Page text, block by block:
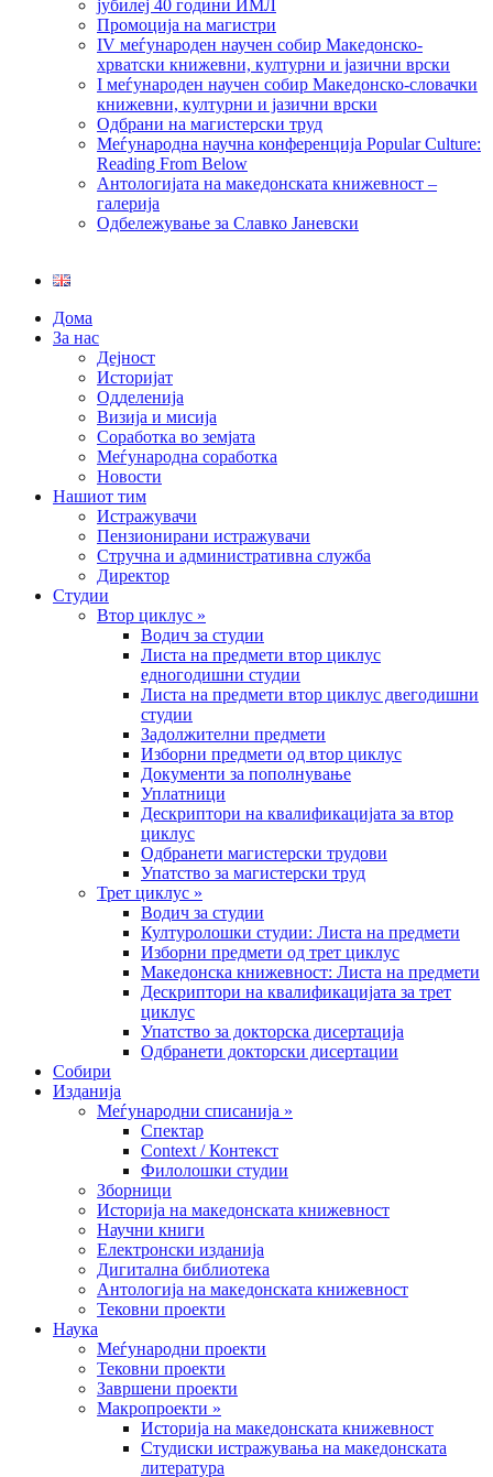
јубилеј 40 години ИМЛ
Промоција на магистри
IV меѓународен научен собир Македонско-
хрватски книжевни, културни и јазични врски
I меѓународен научен собир Македонско-словачки
книжевни, културни и јазични врски
Одбрани на магистерски труд
Меѓународна научна конференција Popular Culture:
Reading From Below
Антологијата на македонската книжевност –
галерија
Одбележување за Славко Јаневски
Дома
За нас
Дејност
Историјат
Одделенија
Визија и мисија
Соработка во земјата
Меѓународна соработка
Новости
Нашиот тим
Истражувачи
Пензионирани истражувачи
Стручна и административна служба
Директор
Студии
Втор циклус »
Водич за студии
Листа на предмети втор циклус
едногодишни студии
Листа на предмети втор циклус двегодишни
студии
Задолжителни предмети
Изборни предмети од втор циклус
Документи за пополнување
Уплатници
Дескриптори на квалификацијата за втор
циклус
Одбранети магистерски трудови
Упатство за магистерски труд
Трет циклус »
Водич за студии
Културолошки студии: Листа на предмети
Изборни предмети од трет циклус
Македонска книжевност: Листа на предмети
Дескриптори на квалификацијата за трет
циклус
Упатство за докторска дисертација
Одбранети докторски дисертации
Собири
Изданија
Меѓународни списанија »
Спектар
Context / Контекст
Филолошки студии
Зборници
Историја на македонската книжевност
Научни книги
Електронски изданија
Дигитална библиотека
Антологија на македонската книжевност
Тековни проекти
Наука
Меѓународни проекти
Тековни проекти
Завршени проекти
Макропроекти »
Историја на македонската книжевност
Студиски истражувања на македонската
литература